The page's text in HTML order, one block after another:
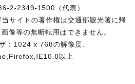
2-2349-1500（代表）
サイトの著作権は交通部観光署に帰
像等の無断転用はできません。
：1024 x 768の解像度、
以上